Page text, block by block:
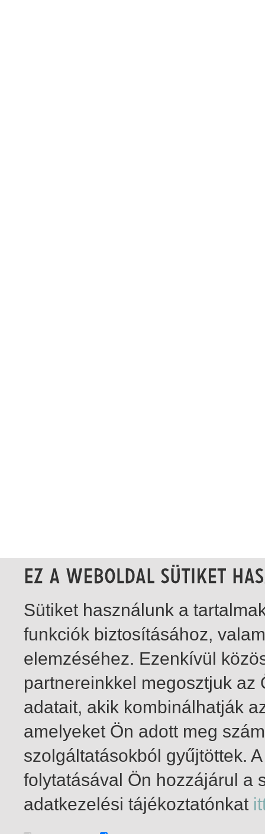
1-6 / total 6 hit
Sütiket használunk a
funkciók biztosításához,
elemzéséhez. Ezenkívül
partnereinkkel megosztjuk
adatait, akik kombinálhatják
amelyeket Ön adott meg
szolgáltatásokból gyűjtöttek.
folytatásával Ön hozzájárul a
adatkezelési tájékoztatónkat